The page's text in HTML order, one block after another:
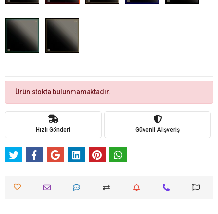
Ürün stokta bulunmamaktadır.
Hızlı Gönderi Güvenli Alışveriş